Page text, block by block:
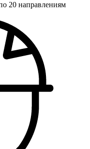
20 направлениям